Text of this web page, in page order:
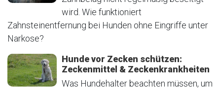
wird. Wie funktioniert
Zahnsteinentfernung bei Hunden ohne Eingriffe unter
Narkose?
Hunde vor Zecken schützen:
Zeckenmittel & Zeckenkrankheiten
Was Hundehalter beachten müssen, um